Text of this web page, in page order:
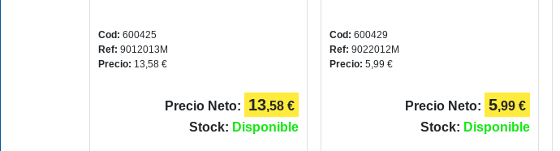
Cod: 600425
Ref: 9012013M
Precio: 13,58 €
Precio Neto: 13,58 €
Stock: Disponible
Cod: 600429
Ref: 9022012M
Precio: 5,99 €
Precio Neto: 5,99 €
Stock: Disponible